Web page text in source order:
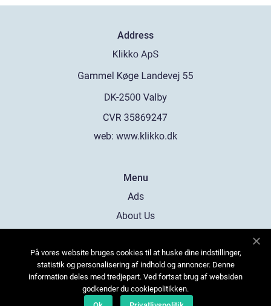
Address
web: www.klikko.dk
Menu
Ads
About Us
Contact
Sitemap
På vores website bruges cookies til at huske dine indstillinger,
statistik og personalisering af indhold og annoncer. Denne
information deles med tredjepart. Ved fortsat brug af websiden
godkender du cookiepolitikken.